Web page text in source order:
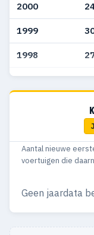
2000
1999
1998
1997
1932
Aantal nieuwe
voertuigen die
Geen jaardata